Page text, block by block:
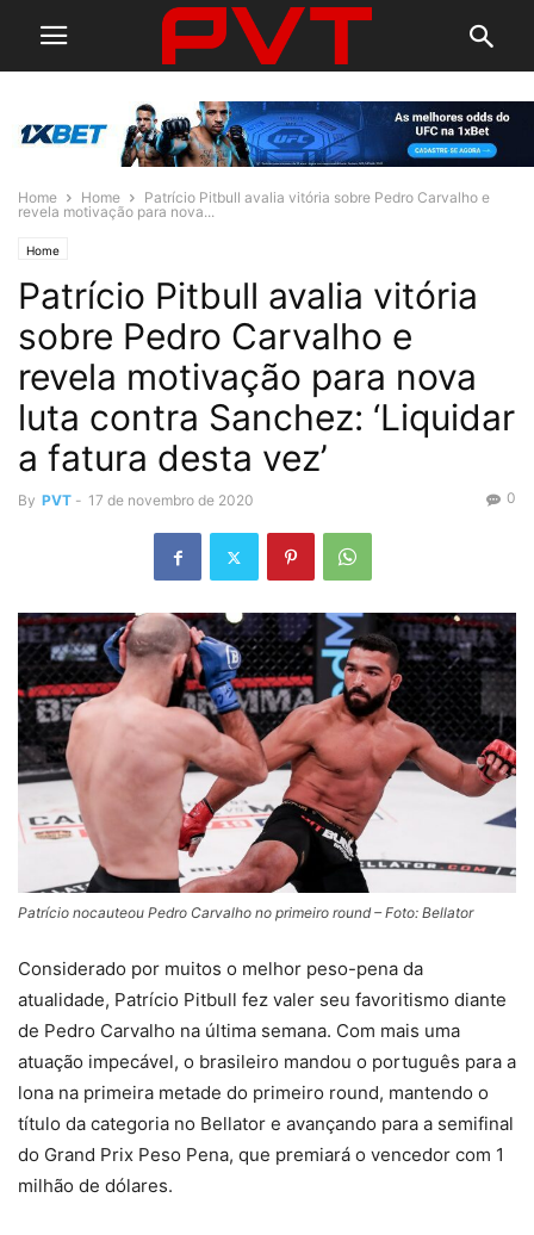
Home Home
Patrício Pitbull avalia vitória sobre Pedro Carvalho e
revela motivação para nova...
Home
Patrício Pitbull avalia vitória
sobre Pedro Carvalho e
revela motivação para nova
luta contra Sanchez: ‘Liquidar
a fatura desta vez’
By PVT - 17 de novembro de 2020 0
Patrício nocauteou Pedro Carvalho no primeiro round – Foto: Bellator
Considerado por muitos o melhor peso-pena da
atualidade, Patrício Pitbull fez valer seu favoritismo diante
de Pedro Carvalho na última semana. Com mais uma
atuação impecável, o brasileiro mandou o português para a
lona na primeira metade do primeiro round, mantendo o
título da categoria no Bellator e avançando para a semifinal
do Grand Prix Peso Pena, que premiará o vencedor com 1
milhão de dólares.